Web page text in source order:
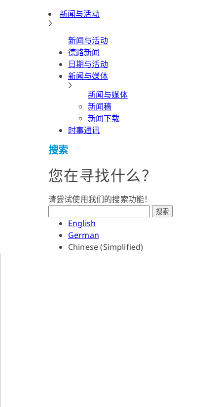
新闻与活动
新闻与活动
德路新闻
日期与活动
新闻与媒体
新闻与媒体
新闻稿
新闻下载
时事通讯
搜索
您在寻找什么？
请尝试使用我们的搜索功能！
搜索
English
German
Chinese (Simplified)